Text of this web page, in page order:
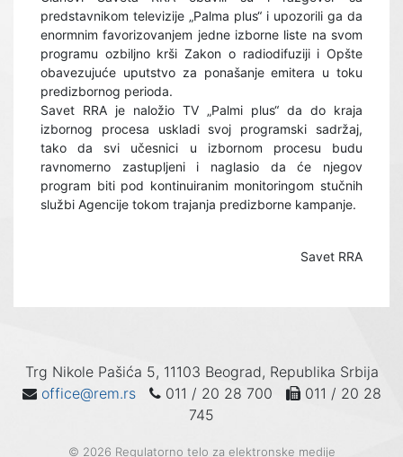
predstavnikom televizije „Palma plus“ i upozorili ga da
enormnim favorizovanjem jedne izborne liste na svom
programu ozbiljno krši Zakon o radiodifuziji i Opšte
obavezujuće uputstvo za ponašanje emitera u toku
predizbornog perioda.
Savet RRA je naložio TV „Palmi plus“ da do kraja
izbornog procesa uskladi svoj programski sadržaj,
tako da svi učesnici u izbornom procesu budu
ravnomerno zastupljeni i naglasio da će njegov
program biti pod kontinuiranim monitoringom stučnih
službi Agencije tokom trajanja predizborne kampanje.
Savet RRA
Trg Nikole Pašića 5, 11103 Beograd, Republika Srbija
office@rem.rs
011 / 20 28 700
011 / 20 28
745
© 2026 Regulatorno telo za elektronske medije